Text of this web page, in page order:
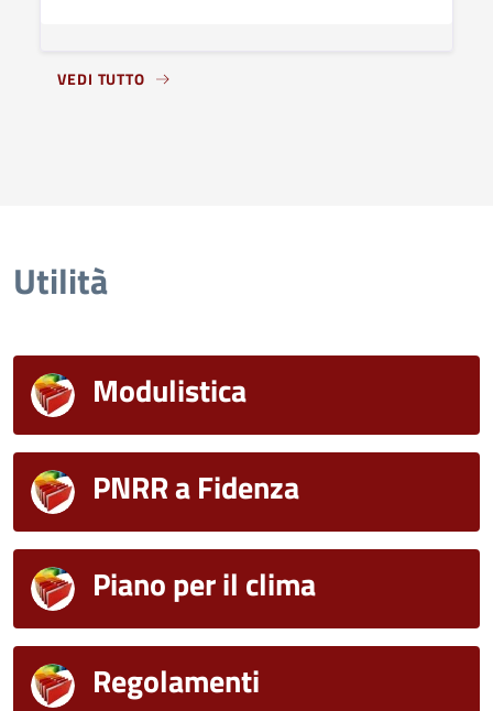
VEDI TUTTO
Utilità
Modulistica
PNRR a Fidenza
Piano per il clima
Regolamenti